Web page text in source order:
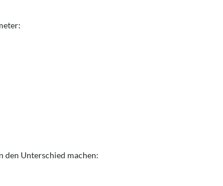
den Unterschied machen: